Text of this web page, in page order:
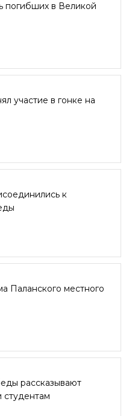
погибших в Великой
участие в гонке на
к
Паланского местного
рассказывают
студентам